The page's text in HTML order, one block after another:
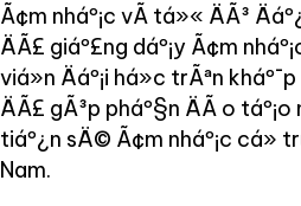
Ã¢m nháº¡c vÃ tá»« ÄÃ³
ÄÃ£ giáº£ng dáº¡y Ã¢m
viá»n Äáº¡i há»c trÃªn
ÄÃ£ gÃ³p pháº§n ÄÃ o táº¡o
tiáº¿n sÄ© Ã¢m nháº¡c cá»
Nam.